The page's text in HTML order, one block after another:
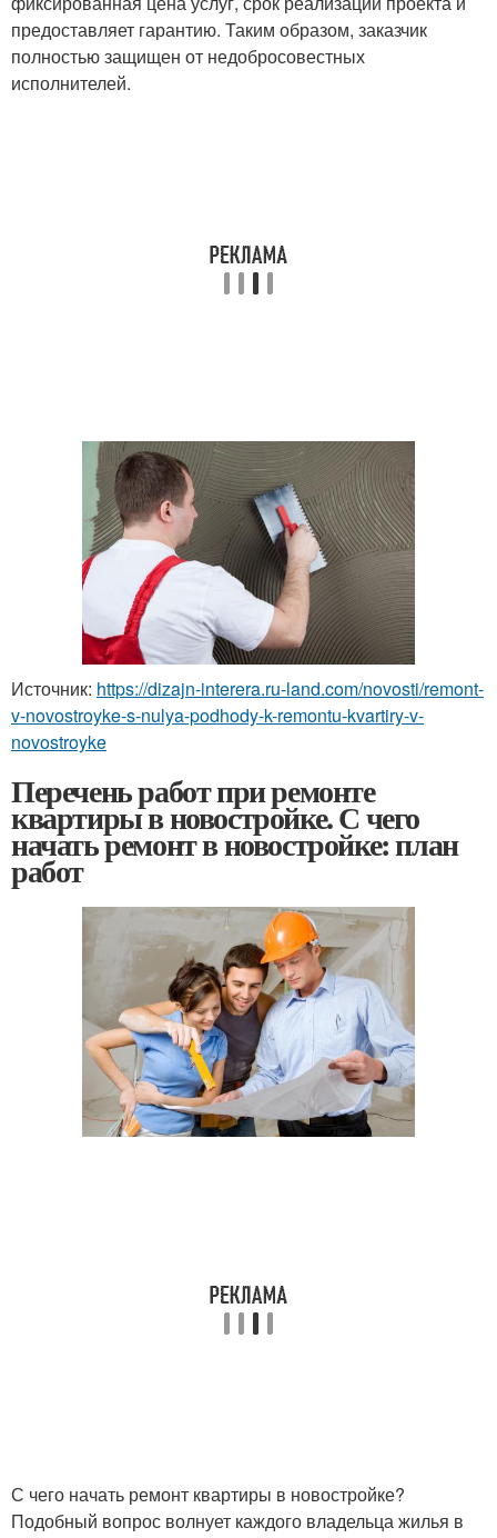
предоставляет гарантию. Таким образом, заказчик
полностью защищен от недобросовестных
исполнителей.
Источник: https://dizajn-interera.ru-land.com/novosti/remont-
v-novostroyke-s-nulya-podhody-k-remontu-kvartiry-v-
novostroyke
Перечень работ при ремонте
квартиры в новостройке. С чего
начать ремонт в новостройке: план
работ
С чего начать ремонт квартиры в новостройке?
Подобный вопрос волнует каждого владельца жилья в